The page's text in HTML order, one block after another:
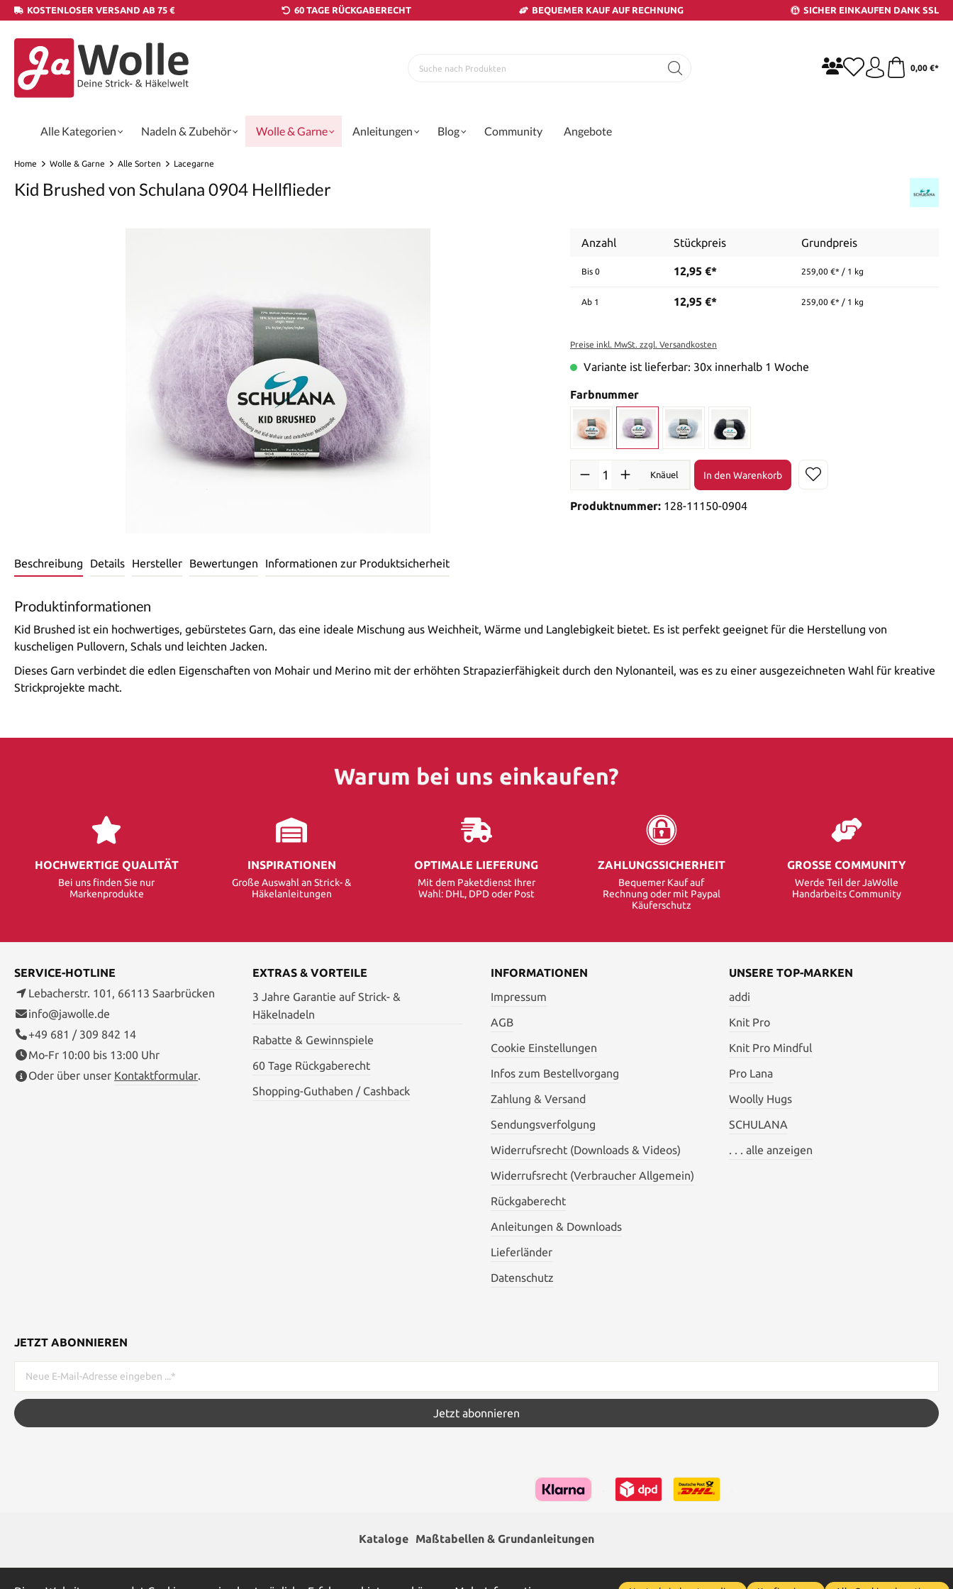
KOSTENLOSER VERSAND AB 75 € 60 TAGE RÜCKGABERECHT BEQUEMER KAUF AUF RECHNUNG SICHER EINKAUFEN DANK SSL
0,00 €*
Alle Kategorien Nadeln & Zubehör Wolle & Garne Anleitungen Blog Community Angebote
Home Wolle & Garne Alle Sorten Lacegarne
Kid Brushed von Schulana 0904 Hellflieder
Anzahl Stückpreis Grundpreis
Bis 0 12,95 €* 259,00 €* / 1 kg
Ab 1 12,95 €* 259,00 €* / 1 kg
Preise inkl. MwSt. zzgl. Versandkosten
Variante ist lieferbar: 30x innerhalb 1 Woche
Farbnummer
Knäuel In den Warenkorb
Produktnummer: 128-11150-0904
Beschreibung Details Hersteller Bewertungen Informationen zur Produktsicherheit
Produktinformationen
Kid Brushed ist ein hochwertiges, gebürstetes Garn, das eine ideale Mischung aus Weichheit, Wärme und Langlebigkeit bietet. Es ist perfekt geeignet für die Herstellung von
kuscheligen Pullovern, Schals und leichten Jacken.
Dieses Garn verbindet die edlen Eigenschaften von Mohair und Merino mit der erhöhten Strapazierfähigkeit durch den Nylonanteil, was es zu einer ausgezeichneten Wahl für kreative
Strickprojekte macht.
Warum bei uns einkaufen?
HOCHWERTIGE QUALITÄT
Bei uns finden Sie nur
Markenprodukte
INSPIRATIONEN
Große Auswahl an Strick- &
Häkelanleitungen
OPTIMALE LIEFERUNG
Mit dem Paketdienst Ihrer
Wahl: DHL, DPD oder Post
ZAHLUNGSSICHERHEIT
Bequemer Kauf auf
Rechnung oder mit Paypal
Käuferschutz
GROSSE COMMUNITY
Werde Teil der JaWolle
Handarbeits Community
SERVICE-HOTLINE
Lebacherstr. 101, 66113 Saarbrücken
info@jawolle.de
+49 681 / 309 842 14
Mo-Fr 10:00 bis 13:00 Uhr
Oder über unser Kontaktformular.
EXTRAS & VORTEILE
3 Jahre Garantie auf Strick- &
Häkelnadeln
Rabatte & Gewinnspiele
60 Tage Rückgaberecht
Shopping-Guthaben / Cashback
INFORMATIONEN
Impressum
AGB
Cookie Einstellungen
Infos zum Bestellvorgang
Zahlung & Versand
Sendungsverfolgung
Widerrufsrecht (Downloads & Videos)
Widerrufsrecht (Verbraucher Allgemein)
Rückgaberecht
Anleitungen & Downloads
Lieferländer
Datenschutz
UNSERE TOP-MARKEN
addi
Knit Pro
Knit Pro Mindful
Pro Lana
Woolly Hugs
SCHULANA
. . . alle anzeigen
JETZT ABONNIEREN
Jetzt abonnieren
Kataloge Maßtabellen & Grundanleitungen
Werkzeugleiste anzeigen